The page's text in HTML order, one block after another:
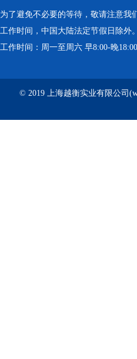
为了避免不必要的等待，敬请注意我
工作时间，中国大陆法定节假日除外。
工作时间：周一至周六 早8:00-晚
© 2019 上海越衡实业有限公司